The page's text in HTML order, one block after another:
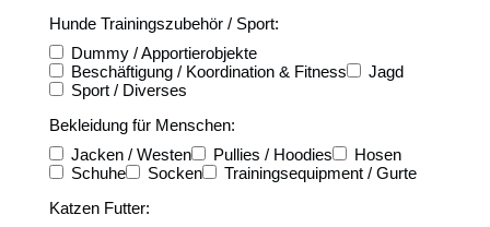
Hunde Trainingszubehör / Sport:
Dummy / Apportierobjekte
Beschäftigung / Koordination & Fitness
Jagd
Sport / Diverses
Bekleidung für Menschen:
Jacken / Westen
Pullies / Hoodies
Hosen
Schuhe
Socken
Trainingsequipment / Gurte
Katzen Futter: